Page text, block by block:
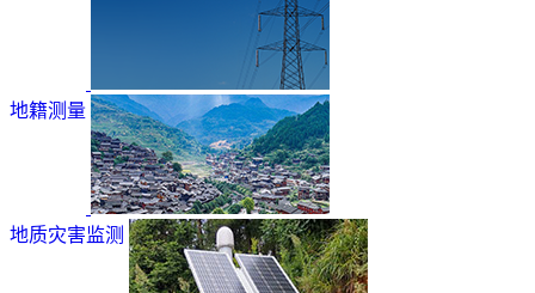
地籍测量
地质灾害监测